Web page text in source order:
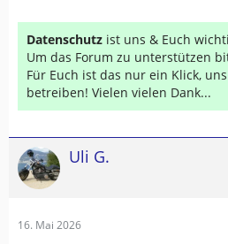
Datenschutz ist uns & Euch
Um das Forum zu unterstützen
Für Euch ist das nur ein Klick,
betreiben! Vielen vielen Dank...
Uli G.
16. Mai 2026